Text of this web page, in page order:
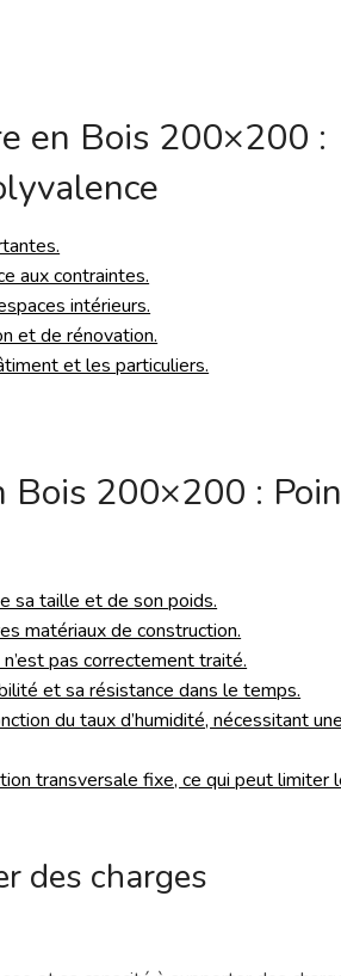
en Bois 200×200 :
aux contraintes.
intérieurs.
et de rénovation.
et les particuliers.
Bois 200×200 :
sa taille et de son poids.
matériaux de construction.
pas correctement traité.
et sa résistance dans le temps.
du taux d’humidité, nécessitant une
transversale fixe, ce qui peut limiter
des charges